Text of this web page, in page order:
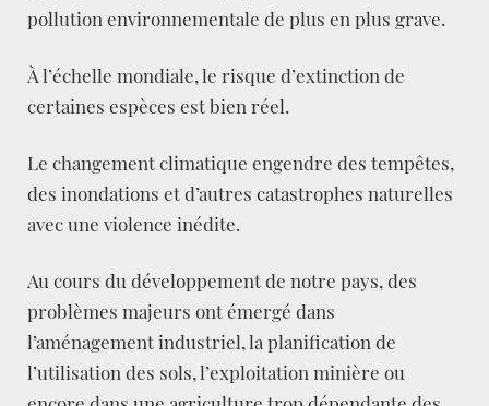
pollution environnementale de plus en plus grave.
À l’échelle mondiale, le risque d’extinction de
certaines espèces est bien réel.
Le changement climatique engendre des tempêtes,
des inondations et d’autres catastrophes naturelles
avec une violence inédite.
Au cours du développement de notre pays, des
problèmes majeurs ont émergé dans
l’aménagement industriel, la planification de
l’utilisation des sols, l’exploitation minière ou